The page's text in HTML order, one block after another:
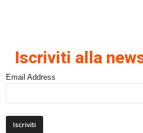
Iscriviti alla
Email Address